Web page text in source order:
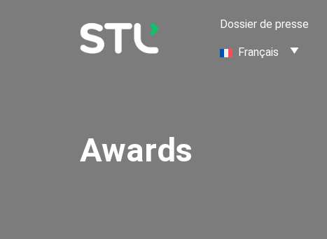
Dossier de presse
Français
Awards